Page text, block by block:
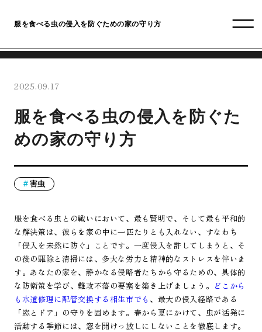
服を食べる虫の侵入を防ぐための家の守り方
2025.09.17
服を食べる虫の侵入を防ぐた
めの家の守り方
害虫
服を食べる虫との戦いにおいて、最も賢明で、そして最も平和的
な解決策は、彼らを家の中に一匹たりとも入れない、すなわち
「侵入を未然に防ぐ」ことです。一度侵入を許してしまうと、そ
の後の駆除と清掃には、多大な労力と精神的なストレスを伴いま
す。あなたの家を、静かなる侵略者たちから守るための、具体的
な防衛策を学び、難攻不落の要塞を築き上げましょう。 どこから
も水道修理に配管交換する相生市でも 、最大の侵入経路である
「窓とドア」の守りを固めます。春から夏にかけて、虫が活発に
活動する季節には、窓を開けっ放しにしないことを徹底します。